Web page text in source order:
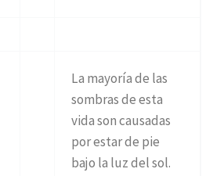
La mayoría de las
sombras de esta
vida son causadas
por estar de pie
bajo la luz del sol.